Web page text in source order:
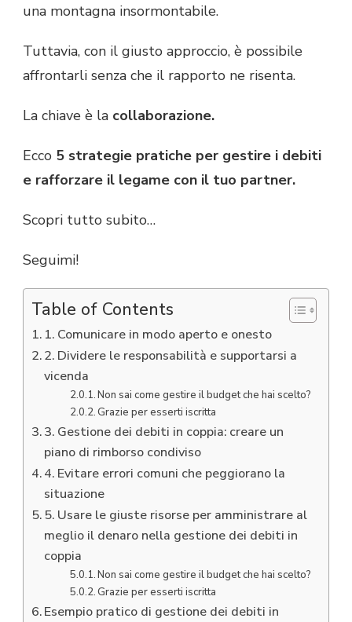
una montagna insormontabile.
Tuttavia, con il giusto approccio, è possibile
affrontarli senza che il rapporto ne risenta.
La chiave è la collaborazione.
Ecco 5 strategie pratiche per gestire i debiti
e rafforzare il legame con il tuo partner.
Scopri tutto subito…
Seguimi!
Table of Contents
1. Comunicare in modo aperto e onesto
2. Dividere le responsabilità e supportarsi a
vicenda
Non sai come gestire il budget che hai scelto?
Grazie per esserti iscritta
3. Gestione dei debiti in coppia: creare un
piano di rimborso condiviso
4. Evitare errori comuni che peggiorano la
situazione
5. Usare le giuste risorse per amministrare al
meglio il denaro nella gestione dei debiti in
coppia
Non sai come gestire il budget che hai scelto?
Grazie per esserti iscritta
Esempio pratico di gestione dei debiti in